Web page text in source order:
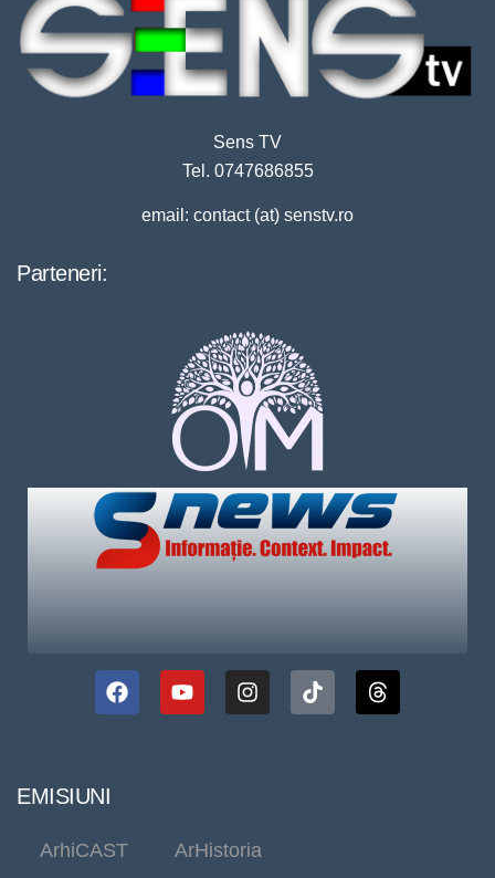
Sens TV
Tel. 0747686855
email: contact (at) senstv.ro
Parteneri:
EMISIUNI
ArhiCAST
ArHistoria